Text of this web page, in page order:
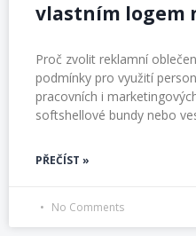
vlastním logem
Proč zvolit reklamní
podmínky pro využití
pracovních i
softshellové bundy nebo
PŘEČÍST »
No Comments